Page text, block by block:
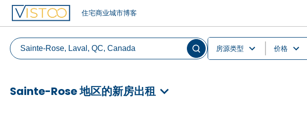
住宅商业城市博客
房源类型 价格
Sainte-Rose 地区的新房出租